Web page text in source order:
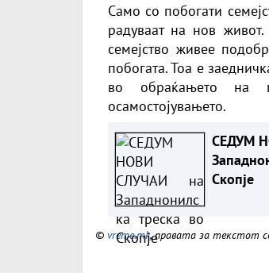
Само со побогати
радуваат на нов
семејство живее
побогата. Тоа е
во обраќањето на
осамостојувањето.
СЕДУМ
Скопје
© vreme.mk, правата за текстот